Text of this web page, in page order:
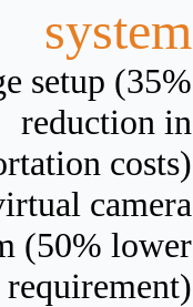
system
setup (35%
reduction in
costs)
camera
(50% lower